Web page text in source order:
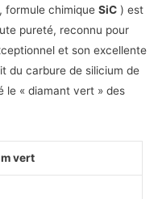
, formule chimique SiC ) est
pureté, reconnu pour
et son excellente
du carbure de silicium de
le « diamant vert » des
vert